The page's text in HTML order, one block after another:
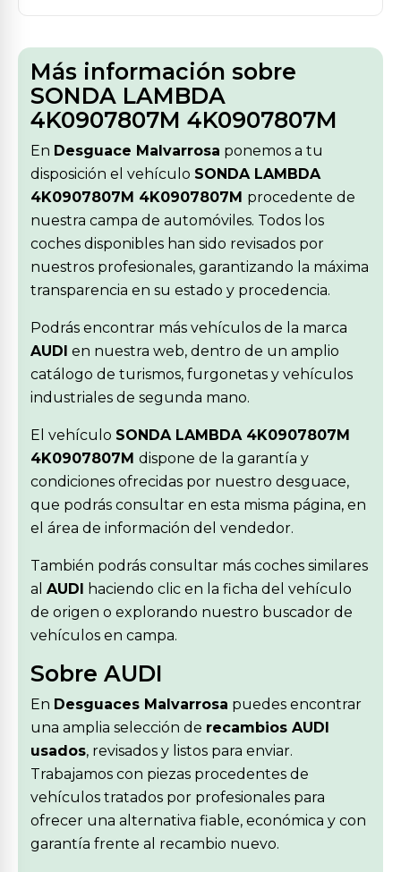
Más información sobre
SONDA LAMBDA
4K0907807M 4K0907807M
En Desguace Malvarrosa ponemos a tu
disposición el vehículo SONDA LAMBDA
4K0907807M 4K0907807M procedente de
nuestra campa de automóviles. Todos los
coches disponibles han sido revisados por
nuestros profesionales, garantizando la máxima
transparencia en su estado y procedencia.
Podrás encontrar más vehículos de la marca
AUDI en nuestra web, dentro de un amplio
catálogo de turismos, furgonetas y vehículos
industriales de segunda mano.
El vehículo SONDA LAMBDA 4K0907807M
4K0907807M dispone de la garantía y
condiciones ofrecidas por nuestro desguace,
que podrás consultar en esta misma página, en
el área de información del vendedor.
También podrás consultar más coches similares
al AUDI haciendo clic en la ficha del vehículo
de origen o explorando nuestro buscador de
vehículos en campa.
Sobre AUDI
En Desguaces Malvarrosa puedes encontrar
una amplia selección de recambios AUDI
usados, revisados y listos para enviar.
Trabajamos con piezas procedentes de
vehículos tratados por profesionales para
ofrecer una alternativa fiable, económica y con
garantía frente al recambio nuevo.